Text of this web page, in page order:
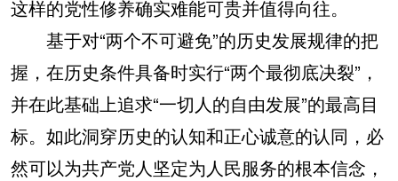
这样的党性修养确实难能可贵并值得向往。
基于对“两个不可避免”的历史发展规律的把
握，在历史条件具备时实行“两个最彻底决裂”，
并在此基础上追求“一切人的自由发展”的最高目
标。如此洞穿历史的认知和正心诚意的认同，必
然可以为共产党人坚定为人民服务的根本信念，